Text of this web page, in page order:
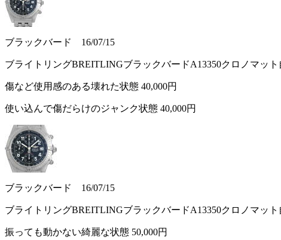
ブラックバード 16/07/15
ブライトリングBREITLINGブラックバードA13350クロノマッ
傷など使用感のある壊れた状態 40,000円
使い込んで傷だらけのジャンク状態 40,000円
ブラックバード 16/07/15
ブライトリングBREITLINGブラックバードA13350クロノマッ
振っても動かない綺麗な状態 50,000円